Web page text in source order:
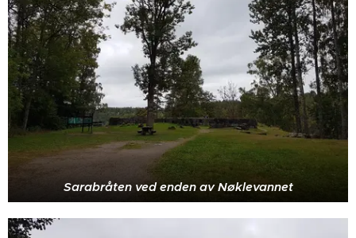
Sarabråten ved enden av Nøklevannet